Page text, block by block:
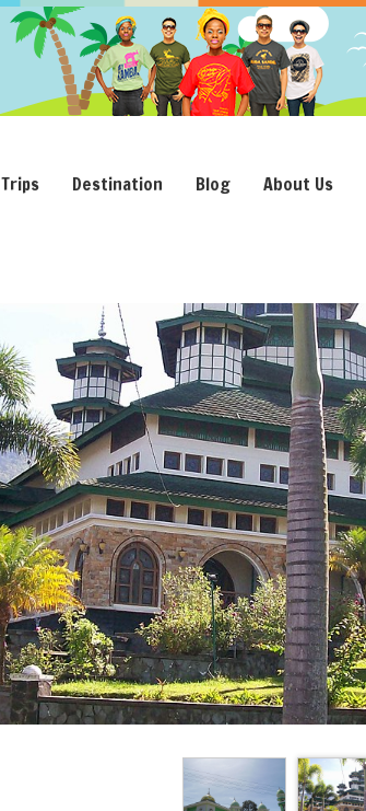
Trips Destination Blog About Us